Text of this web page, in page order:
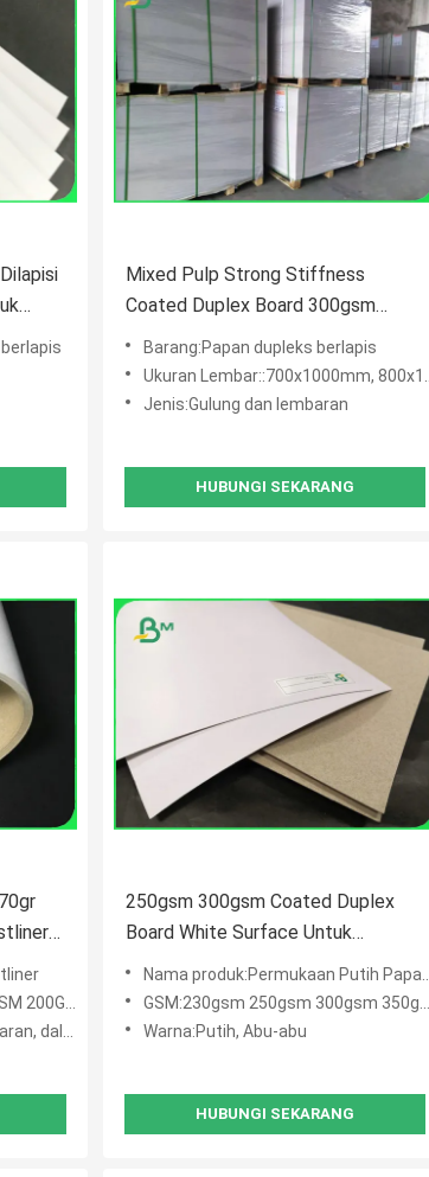
Mixed Pulp Strong Stiffness
Coated Duplex Board 300gsm
Untuk Melipat Karton
Barang:Papan dupleks berlapis
Ukuran Lembar::700x1000mm, 800x1200mm, 800x1054mm
Jenis:Gulung dan lembaran
HUBUNGI SEKARANG
dll
gulungan
250gsm 300gsm Coated Duplex
Board White Surface Untuk
Kemasan Lapisan Kemeja
Nama produk:Permukaan Putih Papan Dupleks
GSM:230gsm 250gsm 300gsm 350gsm 400gsm 450gsm
Warna:Putih, Abu-abu
HUBUNGI SEKARANG